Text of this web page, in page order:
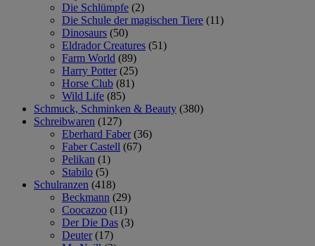
Die Schlümpfe (2)
Die Schule der magischen Tiere (11)
Dinosaurs (50)
Eldrador Creatures (51)
Farm World (89)
Harry Potter (25)
Horse Club (81)
Wild Life (85)
Schmuck, Schminken & Beauty (380)
Schreibwaren (127)
Eberhard Faber (36)
Faber Castell (67)
Pelikan (1)
Stabilo (5)
Schulranzen (418)
Beckmann (29)
Coocazoo (11)
Der Die Das (3)
Deuter (17)